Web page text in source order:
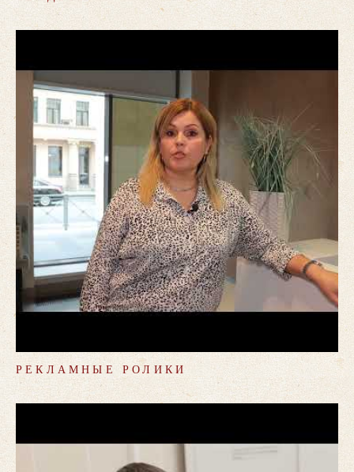
РЕКЛАМНЫЕ РОЛИКИ